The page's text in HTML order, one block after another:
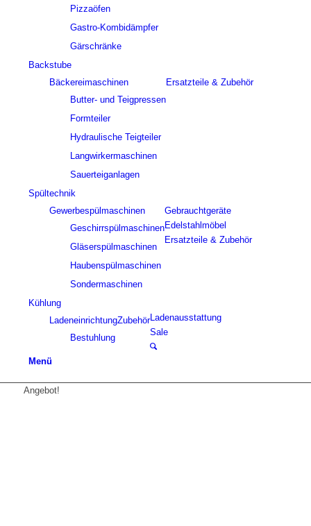
Pizzaöfen
Gastro-Kombidämpfer
Gärschränke
Backstube
Bäckereimaschinen
Butter- und Teigpressen
Formteiler
Hydraulische Teigteiler
Langwirkermaschinen
Sauerteiganlagen
Ersatzteile & Zubehör
Spültechnik
Gewerbespülmaschinen
Geschirrspülmaschinen
Gläserspülmaschinen
Haubenspülmaschinen
Sondermaschinen
Gebrauchtgeräte
Edelstahlmöbel
Ersatzteile & Zubehör
Kühlung
Ladenausstattung
Ladeneinrichtung
Bestuhlung
Zubehör
Sale
Menü
Angebot!